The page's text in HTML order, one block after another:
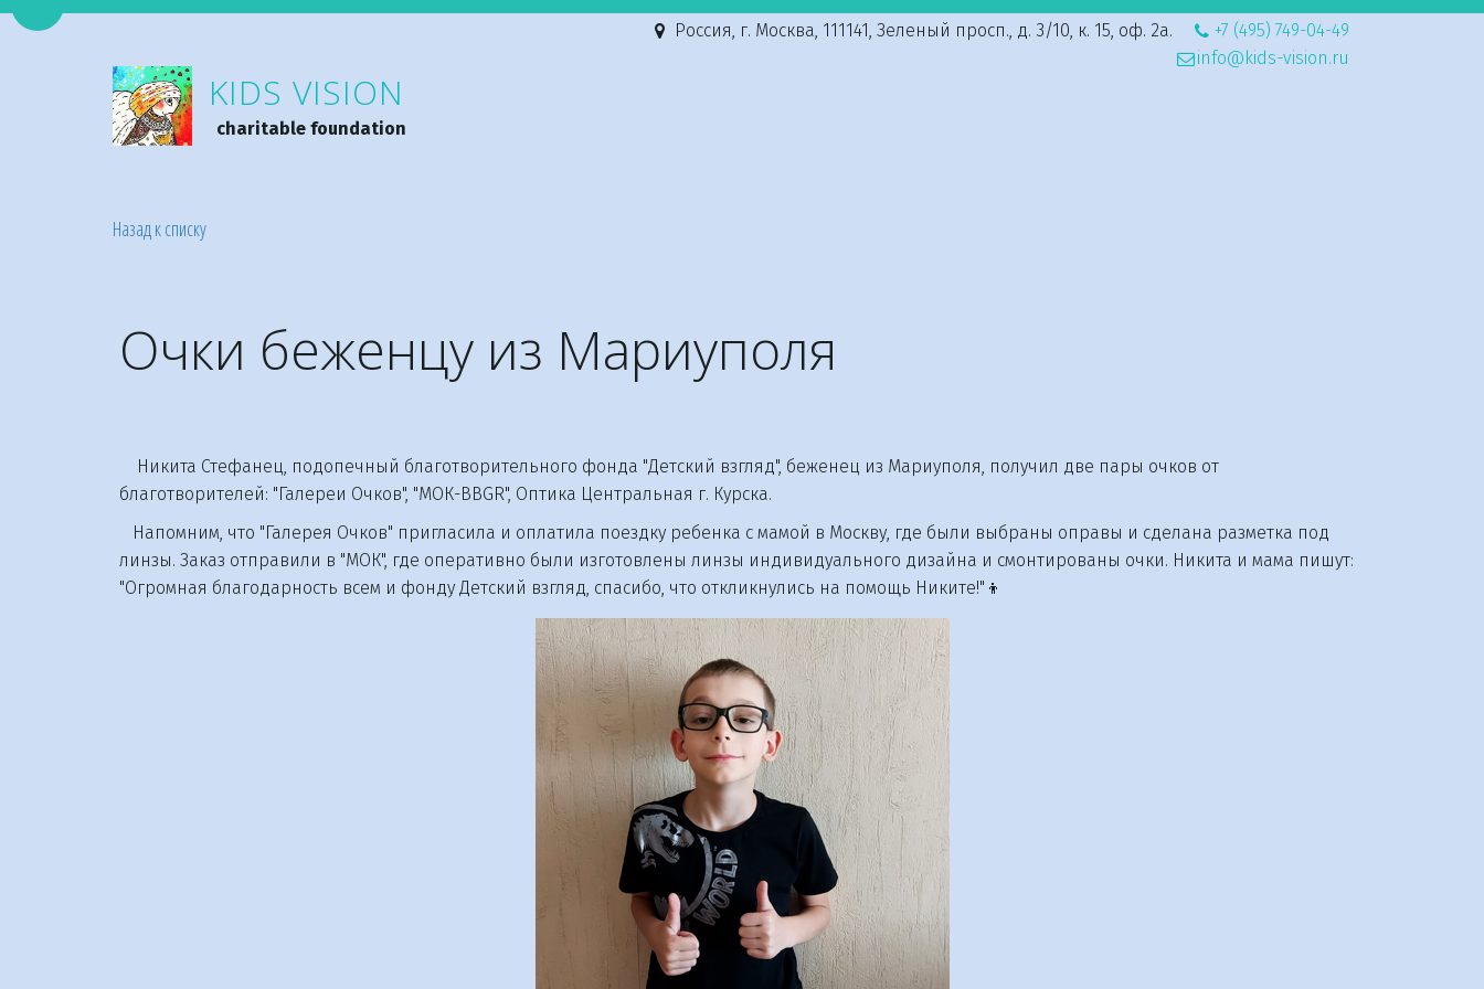
Перейти на версию для слабовидящих
KIDS VISION
charitable foundation
+7 (495) 749-04-49
Россия, г. Москва, 111141, Зеленый просп., д. 3/10, к. 15, оф. 2а.
info@kids-vision.ru
Назад к списку
Очки беженцу из Мариуполя
Никита Стефанец, подопечный благотворительного фонда "Детский взгляд", беженец из Мариуполя, получил две пары очков от
благотворителей: "Галереи Очков", "МОК-BBGR", Оптика Центральная г. Курска.
Напомним, что "Галерея Очков" пригласила и оплатила поездку ребенка с мамой в Москву, где были выбраны оправы и сделана разметка под
линзы. Заказ отправили в "МОК", где оперативно были изготовлены линзы индивидуального дизайна и смонтированы очки. Никита и мама пишут:
"Огромная благодарность всем и фонду Детский взгляд, спасибо, что откликнулись на помощь Никите!"👦